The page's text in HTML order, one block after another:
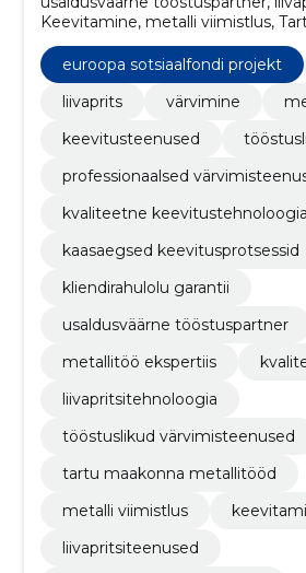
Keevitamine, metalli viimistlus,
metallitööd, Euroopa Sotsiaalfondi
tööstuslikud värvimisteenused,
kvaliteetne keevitus, metallitöö
euroopa sotsiaalfondi projekt
liivaprits
värvimine
keevitusteenused
professionaalsed
kvaliteetne keevitustehnoloogia
kaasaegsed keevitusprotsessid
kliendirahulolu garantii
usaldusväärne tööstuspartner
metallitöö ekspertiis
liivapritsitehnoloogia
tööstuslikud värvimisteenused
tartu maakonna metallitööd
metalli viimistlus
liivapritsiteenused